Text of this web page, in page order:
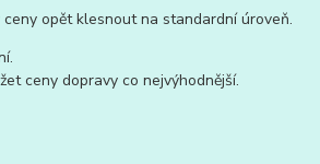
opět klesnout na standardní úroveň.
ceny dopravy co nejvýhodnější.